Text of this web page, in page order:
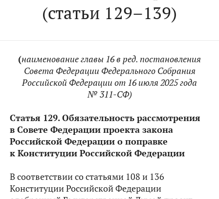
(статьи 129–139)
(наименование главы 16 в ред. постановления
Совета Федерации Федерального Собрания
Российской Федерации от 16 июля 2025 года
№ 311-СФ)
Статья 129. Обязательность рассмотрения
в Совете Федерации проекта закона
Российской Федерации о поправке
к Конституции Российской Федерации
В соответствии со статьями 108 и 136
Конституции Российской Федерации